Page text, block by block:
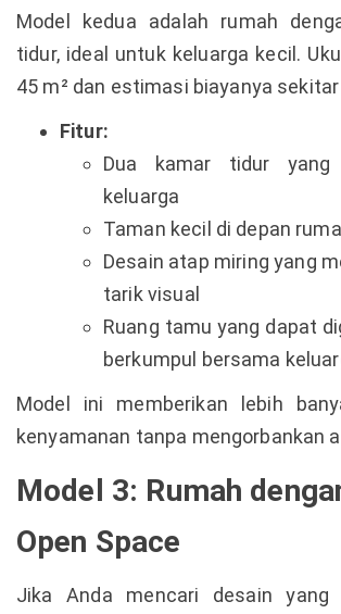
Model kedua adalah rumah
tidur, ideal untuk keluarga kecil.
45 m² dan estimasi biayanya
Fitur:
Dua kamar tidur yang
keluarga
Taman kecil di depan
Desain atap miring yang
tarik visual
Ruang tamu yang dapat
berkumpul bersama
Model ini memberikan lebih
kenyamanan tanpa mengorbankan
Model 3: Rumah
Open Space
Jika Anda mencari desain yang